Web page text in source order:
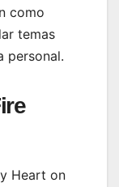
como
temas
personal.
Heart on